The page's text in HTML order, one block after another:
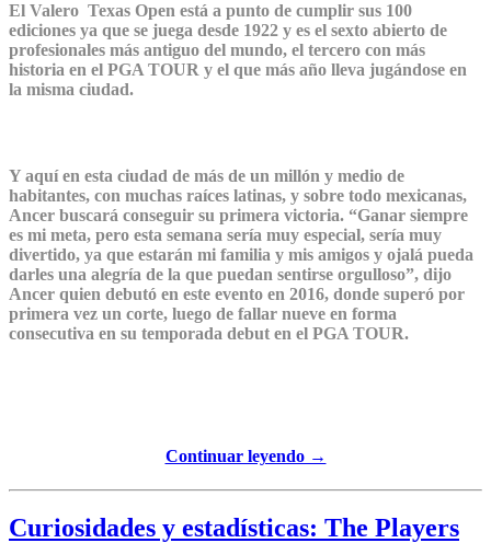
El Valero Texas Open está a punto de cumplir sus 100
ediciones ya que se juega desde 1922 y es el sexto abierto de
profesionales más antiguo del mundo, el tercero con más
historia en el PGA TOUR y el que más año lleva jugándose en
la misma ciudad.
Y aquí en esta ciudad de más de un millón y medio de
habitantes, con muchas raíces latinas, y sobre todo mexicanas,
Ancer buscará conseguir su primera victoria. “Ganar siempre
es mi meta, pero esta semana sería muy especial, sería muy
divertido, ya que estarán mi familia y mis amigos y ojalá pueda
darles una alegría de la que puedan sentirse orgulloso”, dijo
Ancer quien debutó en este evento en 2016, donde superó por
primera vez un corte, luego de fallar nueve en forma
consecutiva en su temporada debut en el PGA TOUR.
Continuar leyendo →
Curiosidades y estadísticas: The Players